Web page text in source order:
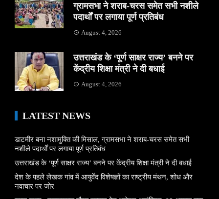
ग्रामसभा ने शराब-चरस समेत सभी नशीले
पदार्थों पर लगाया पूर्ण प्रतिबंध
August 4, 2026
उत्तराखंड के ‘पूर्ण साक्षर राज्य’ बनने पर
केंद्रीय शिक्षा मंत्री ने दी बधाई
August 4, 2026
LATEST NEWS
डाटमीर बना नशामुक्ति की मिसाल, ग्रामसभा ने शराब-चरस समेत सभी
नशीले पदार्थों पर लगाया पूर्ण प्रतिबंध
उत्तराखंड के ‘पूर्ण साक्षर राज्य’ बनने पर केंद्रीय शिक्षा मंत्री ने दी बधाई
देश के पहले लेखक गांव में आयुर्वेद विशेषज्ञों का राष्ट्रीय मंथन, शोध और
नवाचार पर जोर